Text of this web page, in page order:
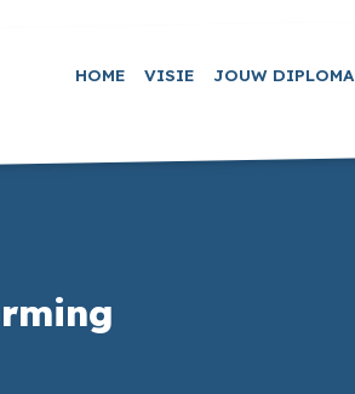
HOME VISIE JOUW DIPLOMA